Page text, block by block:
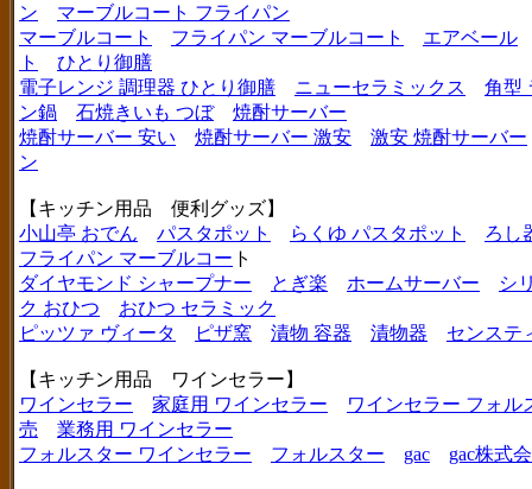
ン
マーブルコート フライパン
マーブルコート
フライパン マーブルコート
エアベール
ト
ひとり御膳
電子レンジ 調理器 ひとり御膳
ニューセラミックス
角型
ン鍋
石焼きいも つぼ
焼酎サーバー
焼酎サーバー 安い
焼酎サーバー 激安
激安 焼酎サーバー
ン
【キッチン用品 便利グッズ】
小山亭 おでん
パスタポット らくゆ パスタポット
ろし
フライパン マーブルコー ト
ダイヤモンド シャープナー
とぎ楽 ホームサーバー
シ
ク おひつ
おひつ セラミック
ピッツァ ヴィータ
ピザ窯 漬物 容器 漬物器 センステ
【キッチン用品 ワインセラー】
ワインセラー
家庭用 ワインセラー
ワインセラー フォル
売
業務用 ワインセラー
フォルスター ワインセラー
フォルスター gac gac株式